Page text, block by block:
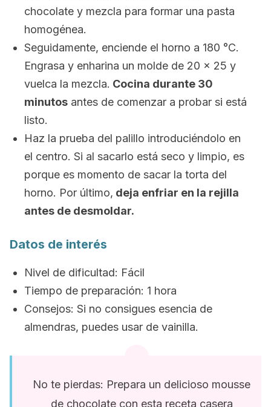
chocolate y mezcla para formar una pasta
homogénea.
Seguidamente, enciende el horno a 180 °C.
Engrasa y enharina un molde de 20 x 25 y
vuelca la mezcla. Cocina durante 30
minutos antes de comenzar a probar si está
listo.
Haz la prueba del palillo introduciéndolo en
el centro. Si al sacarlo está seco y limpio, es
porque es momento de sacar la torta del
horno. Por último, deja enfriar en la rejilla
antes de desmoldar.
Datos de interés
Nivel de dificultad: Fácil
Tiempo de preparación: 1 hora
Consejos: Si no consigues esencia de
almendras, puedes usar de vainilla.
No te pierdas: Prepara un delicioso mousse
de chocolate con esta receta casera